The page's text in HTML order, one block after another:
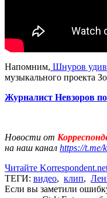
Напомним, Шнуров
музыкального проекта
Журналист Невзоров
Новости от
на наш канал https://t.me/
Читайте
ТЕГИ: видео, клип,
Если вы заметили